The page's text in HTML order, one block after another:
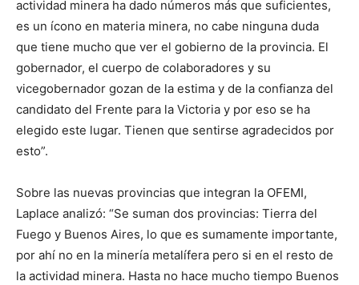
actividad minera ha dado números más que suficientes,
es un ícono en materia minera, no cabe ninguna duda
que tiene mucho que ver el gobierno de la provincia. El
gobernador, el cuerpo de colaboradores y su
vicegobernador gozan de la estima y de la confianza del
candidato del Frente para la Victoria y por eso se ha
elegido este lugar. Tienen que sentirse agradecidos por
esto”.
Sobre las nuevas provincias que integran la OFEMI,
Laplace analizó: “Se suman dos provincias: Tierra del
Fuego y Buenos Aires, lo que es sumamente importante,
por ahí no en la minería metalífera pero si en el resto de
la actividad minera. Hasta no hace mucho tiempo Buenos